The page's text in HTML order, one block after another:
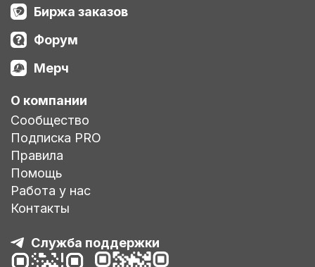
Биржа заказов
Форум
Мерч
О компании
Сообщество
Подписка PRO
Правила
Помощь
Работа у нас
Контакты
Служба поддержки